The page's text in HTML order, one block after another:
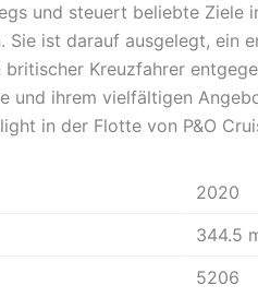
und steuert beliebte Ziele
Sie ist darauf ausgelegt, ein
Kreuzfahrer
und ihrem vielfältigen
in der Flotte von P&O
2020
344.5
5206